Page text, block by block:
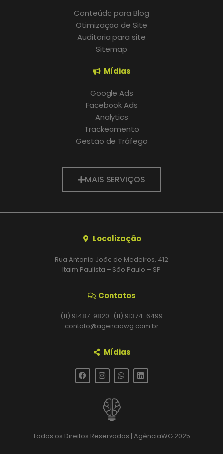
Conteúdo para Blog
Otimização de Site
Auditoria para site
Sitemap
Mídias
Google Ads
Facebook Ads
Analytics
Trackeamento
Gestão de Tráfego
MAIS SERVIÇOS
Localização
Rua Antonio João de Medeiros, 412
Itaim Paulista – São Paulo – SP
Contatos
(11) 91487-9820 | (11) 91374-6499
contato@agenciawg.com.br
Mídias
Todos os Direitos Reservados | AgênciaWG 2025